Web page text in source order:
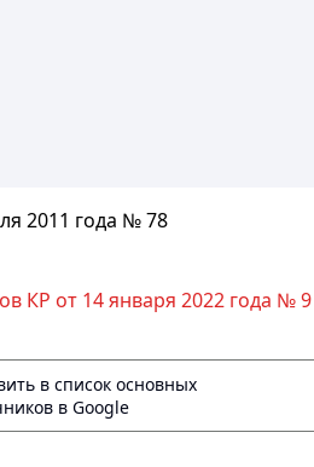
2011 года № 78
КР от 14 января 2022 года № 9
в список основных
в Google